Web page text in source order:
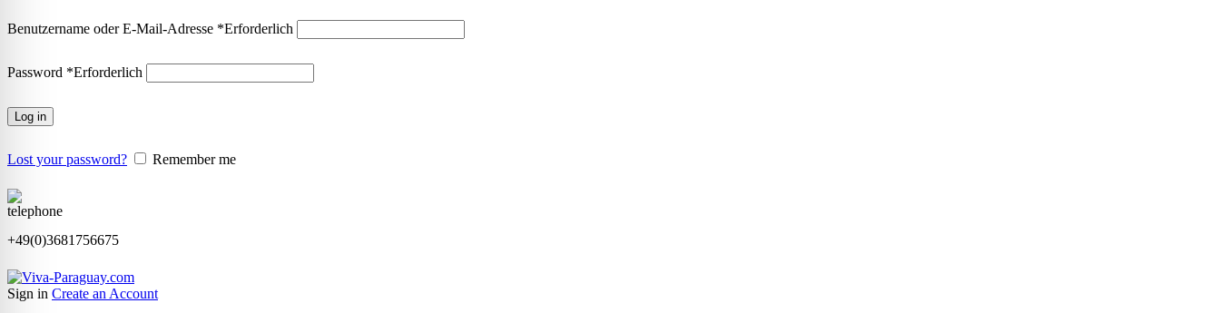
Benutzername oder E-Mail-Adresse *Erforderlich
Password *Erforderlich
Log in
Lost your password? Remember me
+49(0)3681756675
Sign in Create an Account